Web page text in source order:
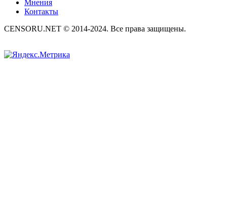
Мнения
Контакты
CENSORU.NET © 2014-2024. Все права защищены.